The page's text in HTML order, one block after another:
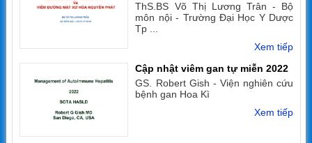
ThS.BS Võ Thị Lương Trân - Bộ
môn nội - Trường Đại Học Y Dược
Tp ...
Xem tiếp
Cập nhật viêm gan tự miễn 2022
GS. Robert Gish - Viện nghiên cứu
bệnh gan Hoa Kì
Xem tiếp